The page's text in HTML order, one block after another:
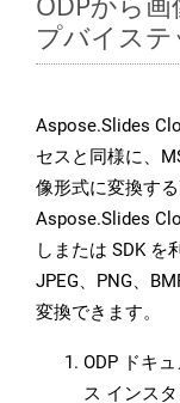
プバイス
Aspose.Slides
セスと同様に、
像形式に変換す
Aspose.Slides
しまたは SDK を
JPEG、PNG、
変換できます。
ODP ドキ
ス インス